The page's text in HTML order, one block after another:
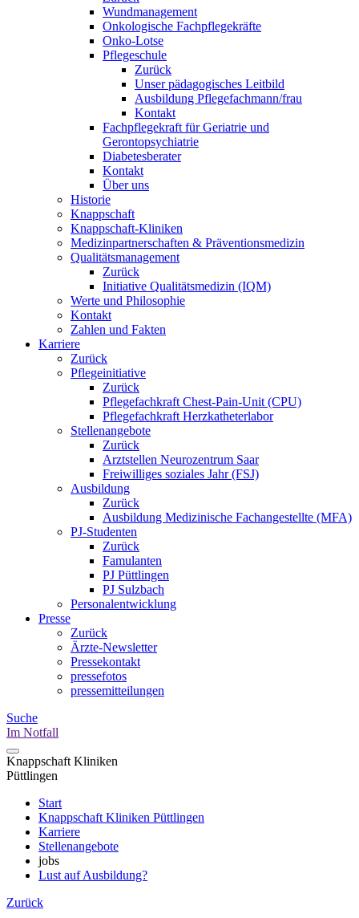
Wundmanagement
Onkologische Fachpflegekräfte
Onko-Lotse
Pflegeschule
Zurück
Unser pädagogisches Leitbild
Ausbildung Pflegefachmann/frau
Kontakt
Fachpflegekraft für Geriatrie und
Gerontopsychiatrie
Diabetesberater
Kontakt
Über uns
Historie
Knappschaft
Knappschaft-Kliniken
Medizinpartnerschaften & Präventionsmedizin
Qualitäts­management
Zurück
Initiative Qualitätsmedizin (IQM)
Werte und Philosophie
Kontakt
Zahlen und Fakten
Karriere
Zurück
Pflegeinitiative
Zurück
Pflegefachkraft Chest-Pain-Unit (CPU)
Pflegefachkraft Herzkatheterlabor
Stellenangebote
Zurück
Arztstellen Neurozentrum Saar
Freiwilliges soziales Jahr (FSJ)
Ausbildung
Zurück
Ausbildung Medizinische Fachangestellte (MFA)
PJ-Studenten
Zurück
Famulanten
PJ Püttlingen
PJ Sulzbach
Personalentwicklung
Presse
Zurück
Ärzte-Newsletter
Pressekontakt
pressefotos
pressemitteilungen
Suche
Im Notfall
Knappschaft Kliniken
Püttlingen
Start
Knappschaft Kliniken Püttlingen
Karriere
Stellenangebote
jobs
Lust auf Ausbildung?
Zurück